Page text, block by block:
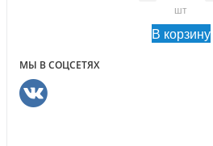
шт
В корзину
МЫ В СОЦСЕТЯХ